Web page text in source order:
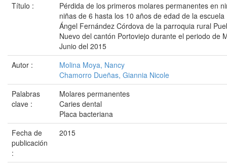
Título :
Pérdida de los primeros molares permanentes en
niñas de 6 hasta los 10 años de edad de la escuela
Ángel Fernández Córdova de la parroquia rural
Nuevo del cantón Portoviejo durante el periodo de
Junio del 2015
Autor :
Molina Moya, Nancy
Chamorro Dueñas, Giannia Nicole
Palabras
clave :
Molares permanentes
Caries dental
Placa bacteriana
Fecha de
publicación
:
2015